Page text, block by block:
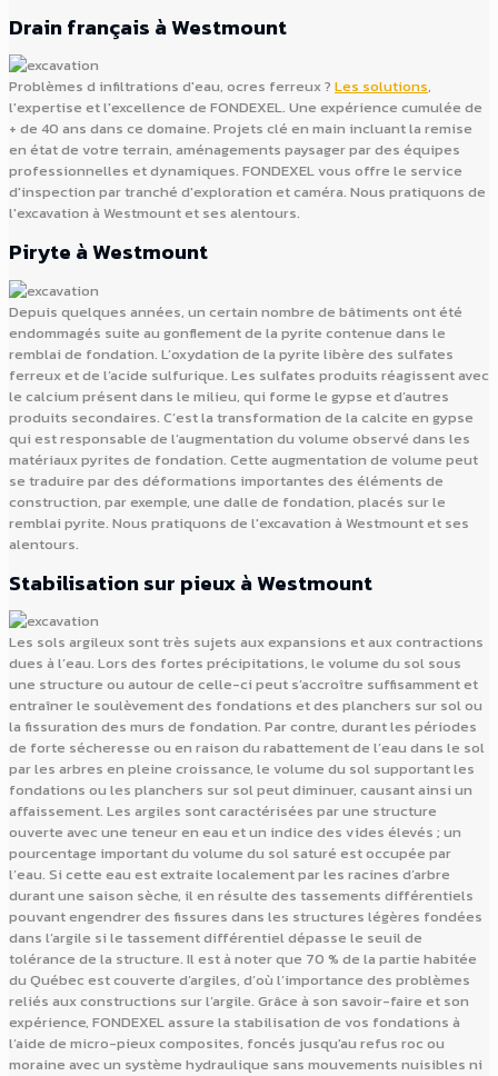
Drain français à Westmount
Problèmes d infiltrations d'eau, ocres ferreux ? Les solutions,
l'expertise et l'excellence de FONDEXEL. Une expérience cumulée de
+ de 40 ans dans ce domaine. Projets clé en main incluant la remise
en état de votre terrain, aménagements paysager par des équipes
professionnelles et dynamiques. FONDEXEL vous offre le service
d'inspection par tranché d'exploration et caméra. Nous pratiquons de
l'excavation à Westmount et ses alentours.
Piryte à Westmount
Depuis quelques années, un certain nombre de bâtiments ont été
endommagés suite au gonflement de la pyrite contenue dans le
remblai de fondation. L’oxydation de la pyrite libère des sulfates
ferreux et de l’acide sulfurique. Les sulfates produits réagissent avec
le calcium présent dans le milieu, qui forme le gypse et d’autres
produits secondaires. C’est la transformation de la calcite en gypse
qui est responsable de l’augmentation du volume observé dans les
matériaux pyrites de fondation. Cette augmentation de volume peut
se traduire par des déformations importantes des éléments de
construction, par exemple, une dalle de fondation, placés sur le
remblai pyrite. Nous pratiquons de l'excavation à Westmount et ses
alentours.
Stabilisation sur pieux à Westmount
Les sols argileux sont très sujets aux expansions et aux contractions
dues à l’eau. Lors des fortes précipitations, le volume du sol sous
une structure ou autour de celle-ci peut s’accroître suffisamment et
entraîner le soulèvement des fondations et des planchers sur sol ou
la fissuration des murs de fondation. Par contre, durant les périodes
de forte sécheresse ou en raison du rabattement de l’eau dans le sol
par les arbres en pleine croissance, le volume du sol supportant les
fondations ou les planchers sur sol peut diminuer, causant ainsi un
affaissement. Les argiles sont caractérisées par une structure
ouverte avec une teneur en eau et un indice des vides élevés ; un
pourcentage important du volume du sol saturé est occupée par
l’eau. Si cette eau est extraite localement par les racines d’arbre
durant une saison sèche, il en résulte des tassements différentiels
pouvant engendrer des fissures dans les structures légères fondées
dans l’argile si le tassement différentiel dépasse le seuil de
tolérance de la structure. Il est à noter que 70 % de la partie habitée
du Québec est couverte d’argiles, d’où l’importance des problèmes
reliés aux constructions sur l’argile. Grâce à son savoir-faire et son
expérience, FONDEXEL assure la stabilisation de vos fondations à
l’aide de micro-pieux composites, foncés jusqu'au refus roc ou
moraine avec un système hydraulique sans mouvements nuisibles ni